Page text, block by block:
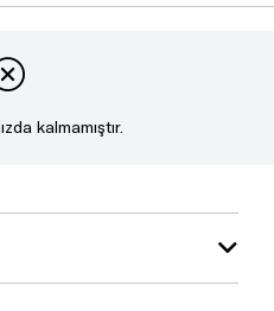
kalmamıştır.